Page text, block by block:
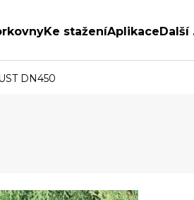
Ke staženíAplikaceDalší
DN450